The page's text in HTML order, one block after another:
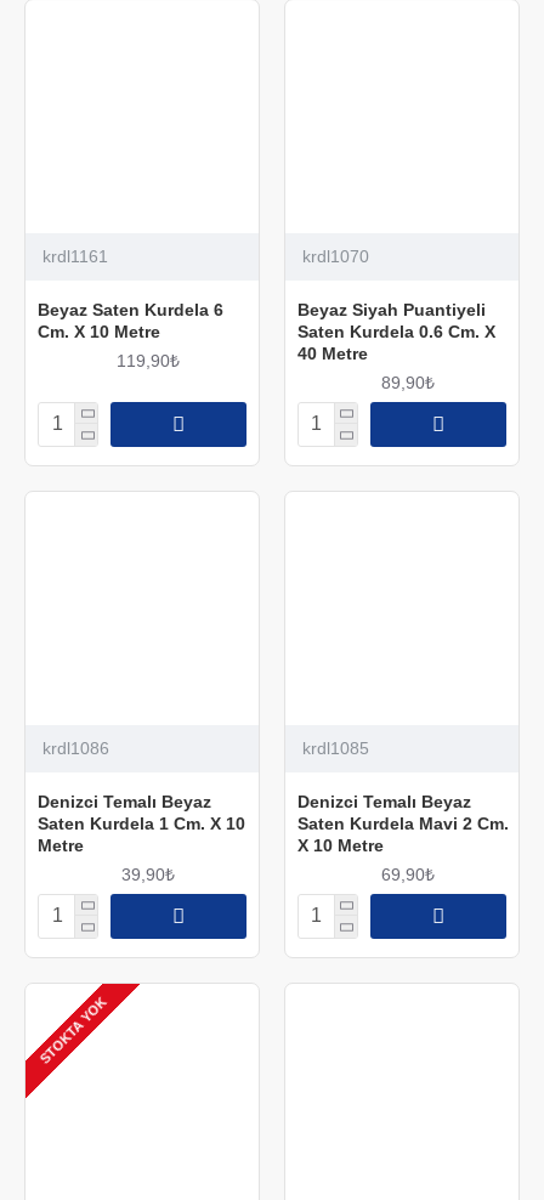
krdl1161
Beyaz Saten Kurdela 6
Cm. X 10 Metre
119,90₺
krdl1070
Beyaz Siyah Puantiyeli
Saten Kurdela 0.6 Cm. X
40 Metre
89,90₺
krdl1086
Denizci Temalı Beyaz
Saten Kurdela 1 Cm. X 10
Metre
39,90₺
krdl1085
Denizci Temalı Beyaz
Saten Kurdela Mavi 2 Cm.
X 10 Metre
69,90₺
STOKTA YOK